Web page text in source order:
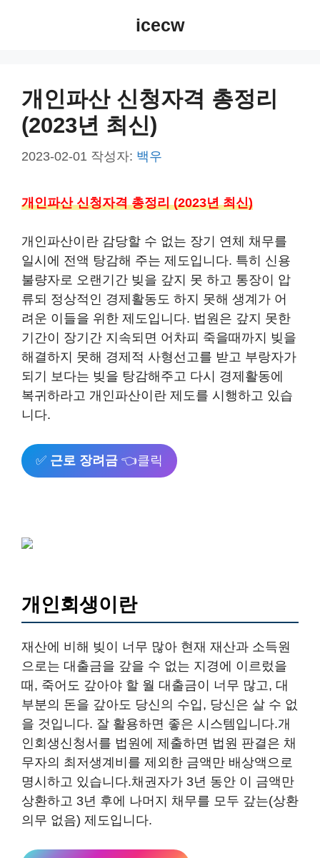
icecw
개인파산 신청자격 총정리
(2023년 최신)
2023-02-01 작성자: 백우
개인파산 신청자격 총정리 (2023년 최신)
개인파산이란 감당할 수 없는 장기 연체 채무를
일시에 전액 탕감해 주는 제도입니다. 특히 신용
불량자로 오랜기간 빚을 갚지 못 하고 통장이 압
류되 정상적인 경제활동도 하지 못해 생계가 어
려운 이들을 위한 제도입니다. 법원은 갚지 못한
기간이 장기간 지속되면 어차피 죽을때까지 빚을
해결하지 못해 경제적 사형선고를 받고 부랑자가
되기 보다는 빚을 탕감해주고 다시 경제활동에
복귀하라고 개인파산이란 제도를 시행하고 있습
니다.
✅ 근로 장려금 👈클릭
개인회생이란
재산에 비해 빚이 너무 많아 현재 재산과 소득원
으로는 대출금을 갚을 수 없는 지경에 이르렀을
때, 죽어도 갚아야 할 월 대출금이 너무 많고, 대
부분의 돈을 갚아도 당신의 수입, 당신은 살 수 없
을 것입니다. 잘 활용하면 좋은 시스템입니다.개
인회생신청서를 법원에 제출하면 법원 판결은 채
무자의 최저생계비를 제외한 금액만 배상액으로
명시하고 있습니다.채권자가 3년 동안 이 금액만
상환하고 3년 후에 나머지 채무를 모두 갚는(상환
의무 없음) 제도입니다.